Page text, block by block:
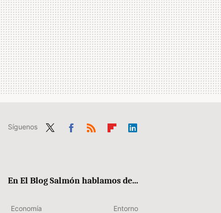
Síguenos
En El Blog Salmón hablamos de...
Economía Entorno